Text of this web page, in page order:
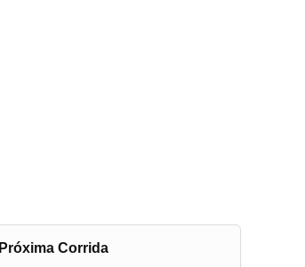
Próxima Corrida